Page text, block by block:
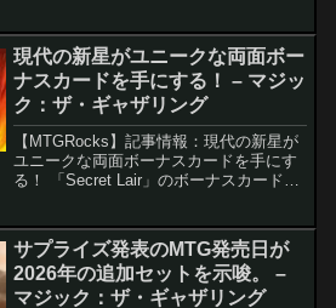
しています。今回は、コミカルさと実用
性を兼ね...
現代の新星がユニークな両面ボー
ナスカードを手にする！ – マジッ
ク：ザ・ギャザリング
【MTGRocks】記事情報：現代の新星が
ユニークな両面ボーナスカードを手にす
る！ 「Secret Lair」のボーナスカードは
「二の足踏みのノリン」のようなボーナ
スカー...
サプライズ発表のMTG発売日が
2026年の追加セットを示唆。 –
マジック：ザ・ギャザリング